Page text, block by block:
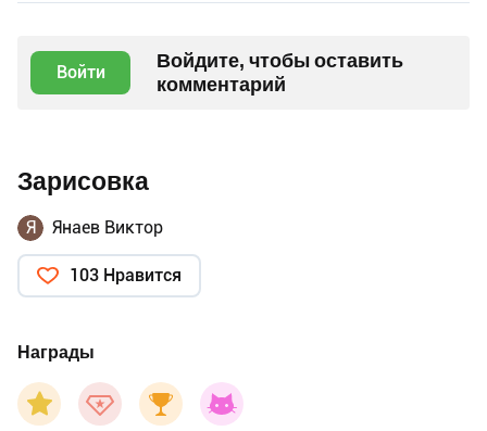
Войти
Войдите, чтобы оставить
комментарий
Зарисовка
Я Янаев Виктор
103 Нравится
Награды